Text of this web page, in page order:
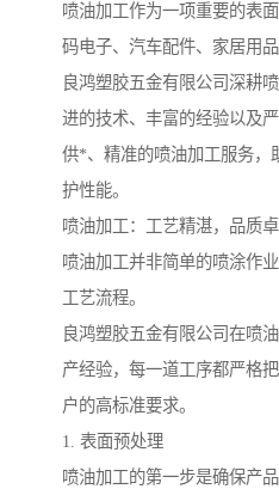
喷油加工作为一项重要的表
码电子、汽车配件、家居用
良鸿塑胶五金有限公司深耕
进的技术、丰富的经验以及
供*、精准的喷油加工服务，
护性能。
喷油加工：工艺精湛，品质
喷油加工并非简单的喷涂作
工艺流程。
良鸿塑胶五金有限公司在喷
产经验，每一道工序都严格
户的高标准要求。
1. 表面预处理
喷油加工的第一步是确保产